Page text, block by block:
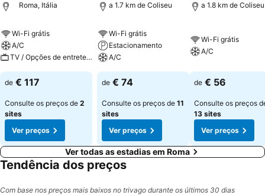
Roma, Itália
Wi-Fi grátis
A/C
TV / Opções de entretenimento
de € 117
Consulte os preços de 2
sites
Ver preços
a 1.7 km de Coliseu
Wi-Fi grátis
Estacionamento
A/C
de € 74
Consulte os preços de 11
sites
Ver preços
a 1.8 km de Coliseu
Wi-Fi grátis
A/C
de € 56
Consulte os preços
13 sites
Ver preços
Ver todas as estadias em Roma
Tendência dos preços
Com base nos preços mais baixos no trivago durante os últimos 30 dias